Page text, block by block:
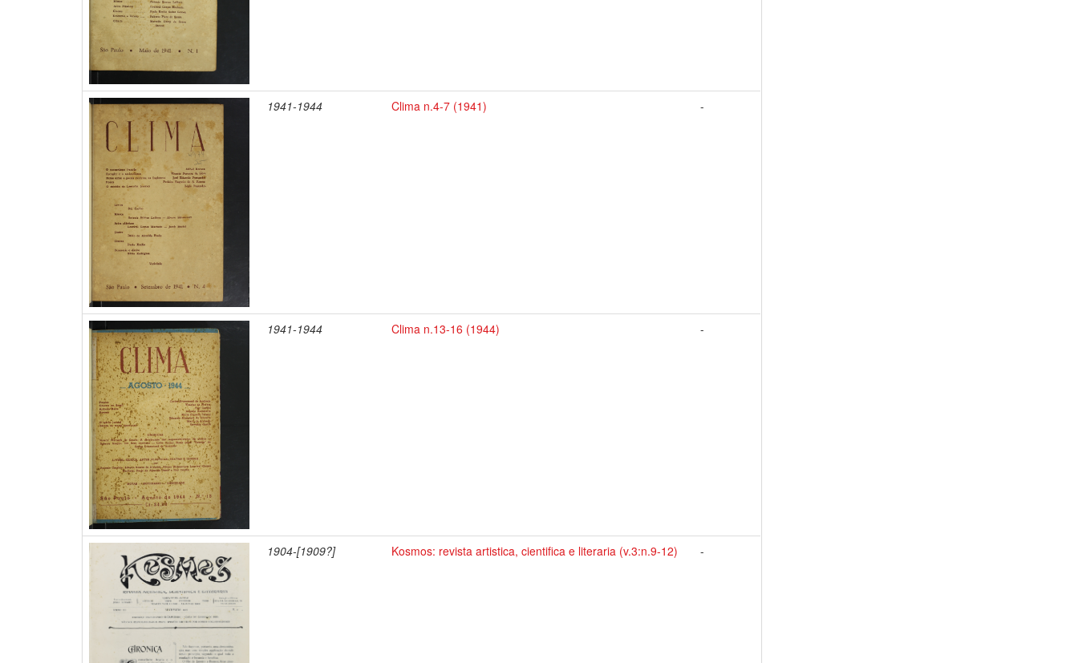
1941-1944 Clima n.4-7 (1941) -
1941-1944 Clima n.13-16 (1944) -
1904-[1909?] Kosmos: revista artistica, cientifica e literaria (v.3:n.9-12) -